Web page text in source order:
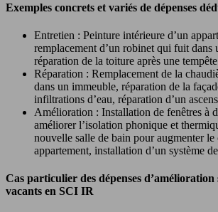
Exemples concrets et variés de dépenses
Entretien : Peinture intérieure d’un
remplacement d’un robinet qui fuit dans
réparation de la toiture après une
Réparation : Remplacement de la
dans un immeuble, réparation de la
infiltrations d’eau, réparation d’un
Amélioration : Installation de fenêtres à
améliorer l’isolation phonique et
nouvelle salle de bain pour augmenter le
appartement, installation d’un système
Cas particulier des dépenses d’amélioration
vacants en SCI IR